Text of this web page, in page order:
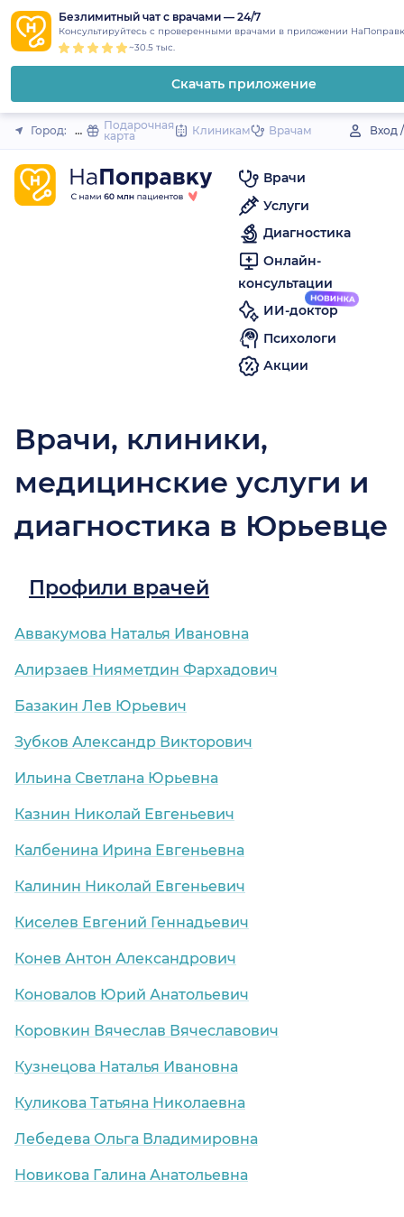
to
content
Безлимитный чат с врачами — 24/7
Консультируйтесь с проверенными врачами в приложении
~30.5 тыс.
Скачать приложение
Закрыть
Город: ЮрьевецПодарочная
карта
Клиникам Врачам Вход
Врачи
Услуги
Диагностика
Онлайн-
консультации
ИИ-доктор
Психологи
Акции
Врачи, клиники,
медицинские услуги и
диагностика в Юрьевце
Профили врачей
Аввакумова Наталья Ивановна
Алирзаев Нияметдин Фархадович
Базакин Лев Юрьевич
Зубков Александр Викторович
Ильина Светлана Юрьевна
Казнин Николай Евгеньевич
Калбенина Ирина Евгеньевна
Калинин Николай Евгеньевич
Киселев Евгений Геннадьевич
Конев Антон Александрович
Коновалов Юрий Анатольевич
Коровкин Вячеслав Вячеславович
Кузнецова Наталья Ивановна
Куликова Татьяна Николаевна
Лебедева Ольга Владимировна
Новикова Галина Анатольевна